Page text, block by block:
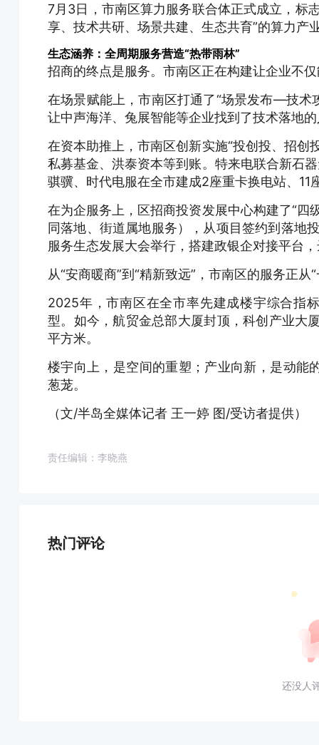
7月3日，市南区算力服务联合体正式成立，标
享、技术共研、场景共建、生态共育”的算力产
生态涵养：全周期服务营造“热带雨林”
招商的终点是服务。市南区正在构建让企业不
在场景赋能上，市南区打通了“场景发布—技
让中声海洋、兔展智能等企业找到了技术落地
在资本助推上，市南区创新实施“投创投、招创
私募基金、洪泰资本等到账。特来电联合新石
骐骥、时代电服在全市建成2座重卡换电站、11
在为企服务上，区招商投资发展中心构建了“四
同落地、街道属地服务），从项目签约到落地
服务生态发展大会举行，搭建政银企对接平台
从“安商暖商”到“精新致远”，市南区的服务正从
2025年，市南区在全市率先建成楼宇综合指
型。如今，航贸金总部大厦封顶，科创产业大
平方米。
楼宇向上，是空间的重塑；产业向新，是动能
葱茏。
（文/半岛全媒体记者 王一婷 图/受访者提供）
责任编辑：李晓燕
热门评论
还没人